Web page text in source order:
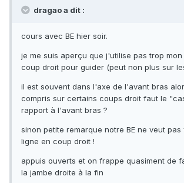
dragao a dit :
cours avec BE hier soir.
je me suis aperçu que j'utilise pas trop
coup droit pour guider (peut non plus sur
il est souvent dans l'axe de l'avant bras
compris sur certains coups droit faut le
rapport à l'avant bras ?
sinon petite remarque notre BE ne veut
ligne en coup droit !
appuis ouverts et on frappe quasiment de
la jambe droite à la fin